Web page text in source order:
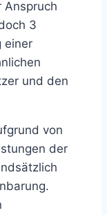
Anspruch
3
einer
und den
von
der